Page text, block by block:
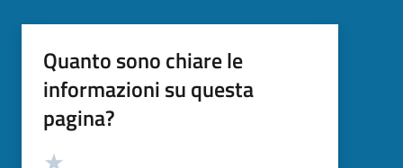
Quanto sono chiare le
informazioni su questa
pagina?
Valutazione